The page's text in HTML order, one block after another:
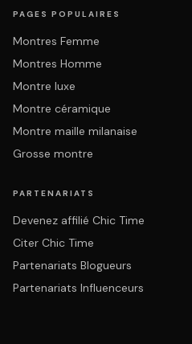
PAGES POPULAIRES
Montres Femme
Montres Homme
Montre luxe
Montre céramique
Montre maille milanaise
Grosse montre
PARTENARIATS
Devenez affilié Chic Time
Citer Chic Time
Partenariats Blogueurs
Partenariats Influenceurs